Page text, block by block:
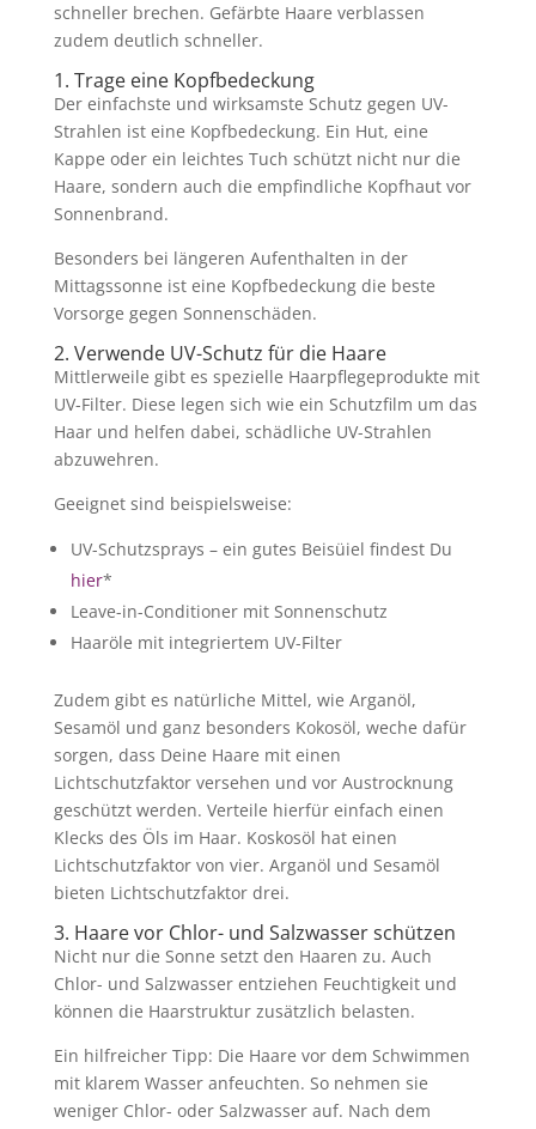
schneller brechen. Gefärbte Haare verblassen
zudem deutlich schneller.
1. Trage eine Kopfbedeckung
Der einfachste und wirksamste Schutz gegen UV-
Strahlen ist eine Kopfbedeckung. Ein Hut, eine
Kappe oder ein leichtes Tuch schützt nicht nur die
Haare, sondern auch die empfindliche Kopfhaut vor
Sonnenbrand.
Besonders bei längeren Aufenthalten in der
Mittagssonne ist eine Kopfbedeckung die beste
Vorsorge gegen Sonnenschäden.
2. Verwende UV-Schutz für die Haare
Mittlerweile gibt es spezielle Haarpflegeprodukte mit
UV-Filter. Diese legen sich wie ein Schutzfilm um das
Haar und helfen dabei, schädliche UV-Strahlen
abzuwehren.
Geeignet sind beispielsweise:
UV-Schutzsprays – ein gutes Beisüiel findest Du
hier*
Leave-in-Conditioner mit Sonnenschutz
Haaröle mit integriertem UV-Filter
Zudem gibt es natürliche Mittel, wie Arganöl,
Sesamöl und ganz besonders Kokosöl, weche dafür
sorgen, dass Deine Haare mit einen
Lichtschutzfaktor versehen und vor Austrocknung
geschützt werden. Verteile hierfür einfach einen
Klecks des Öls im Haar. Koskosöl hat einen
Lichtschutzfaktor von vier. Arganöl und Sesamöl
bieten Lichtschutzfaktor drei.
3. Haare vor Chlor- und Salzwasser schützen
Nicht nur die Sonne setzt den Haaren zu. Auch
Chlor- und Salzwasser entziehen Feuchtigkeit und
können die Haarstruktur zusätzlich belasten.
Ein hilfreicher Tipp: Die Haare vor dem Schwimmen
mit klarem Wasser anfeuchten. So nehmen sie
weniger Chlor- oder Salzwasser auf. Nach dem